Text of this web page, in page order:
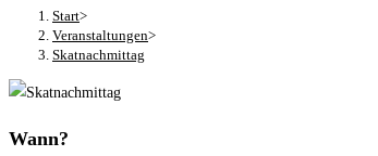
Start>
Veranstaltungen>
Skatnachmittag
Wann?